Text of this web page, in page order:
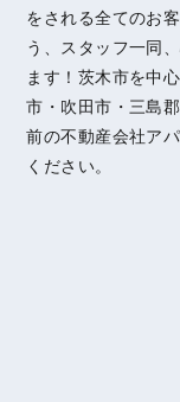
をされる全てのお
う、スタッフ一同
ます！茨木市を中
市・吹田市・三島
前の不動産会社ア
ください。